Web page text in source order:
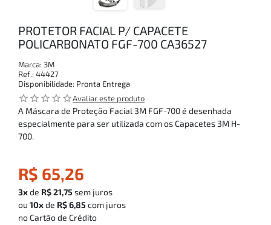
PROTETOR FACIAL P/ CAPACETE
POLICARBONATO FGF-700 CA36527
Marca: 3M
Ref.: 44427
Disponibilidade: Pronta Entrega
star_outline star_outline star_outline star_outline star_outlineAvaliar este produto
A Máscara de Proteção Facial 3M FGF-700 é desenhada
especialmente para ser utilizada com os Capacetes 3M H-
700.
R$ 65,26
3xde R$ 21,75 sem juros
ou 10xde R$ 6,85 com juros
no Cartão de Crédito